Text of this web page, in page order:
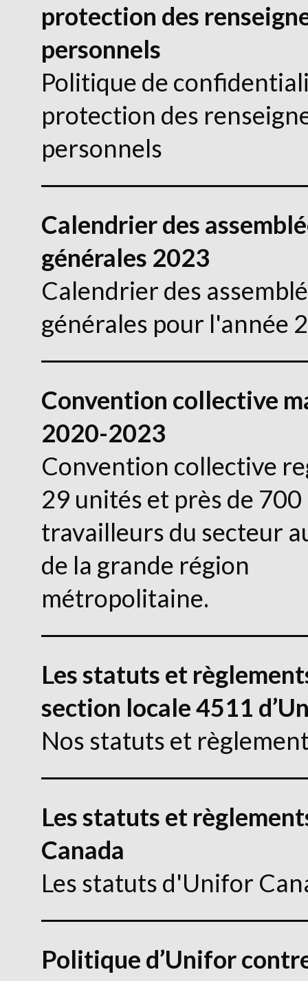
protection des
personnels
Politique de
protection des
personnels
Calendrier des
générales 2023
Calendrier des
générales pour l'année
Convention collective
2020-2023
Convention collective
29 unités et près de 700
travailleurs du secteur
de la grande région
métropolitaine.
Les statuts et
section locale 4511
Nos statuts et
Les statuts et
Canada
Les statuts d'Unifor
Politique d’Unifor